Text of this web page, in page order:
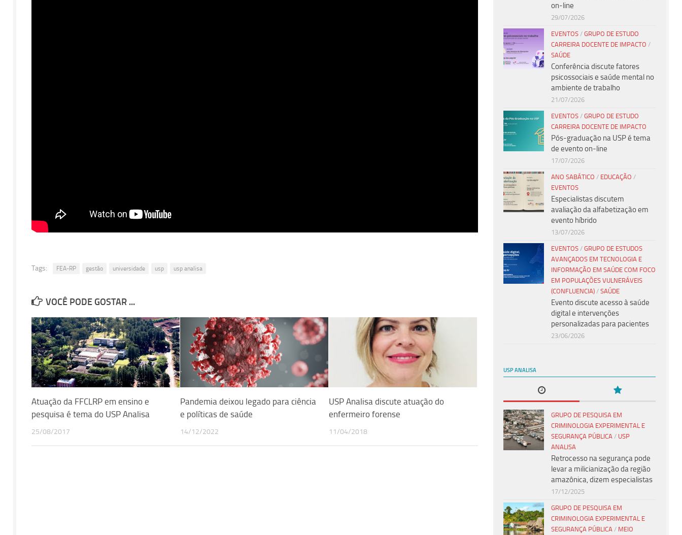
Tags: FEA-RP gestão universidade usp usp analisa
VOCÊ PODE GOSTAR ...
Atuação da FFCLRP em ensino e
pesquisa é tema do USP Analisa
25/08/2017
Pandemia deixou legado para ciência
e políticas de saúde
14/12/2022
USP Analisa discute atuação do
enfermeiro forense
11/04/2018
on-line
29/07/2026
EVENTOS / GRUPO DE ESTUDO
CARREIRA DOCENTE DE IMPACTO /
SAÚDE
Conferência discute fatores
psicossociais e saúde mental no
ambiente de trabalho
21/07/2026
EVENTOS / GRUPO DE ESTUDO
CARREIRA DOCENTE DE IMPACTO
Pós-graduação na USP é tema
de evento on-line
17/07/2026
ANO SABÁTICO / EDUCAÇÃO /
EVENTOS
Especialistas discutem
avaliação da alfabetização em
evento híbrido
13/07/2026
EVENTOS / GRUPO DE ESTUDOS
AVANÇADOS EM TECNOLOGIA E
INFORMAÇÃO EM SAÚDE COM FOCO
EM POPULAÇÕES VULNERÁVEIS
(CONFLUENCIA) / SAÚDE
Evento discute acesso à saúde
digital e intervenções
personalizadas para pacientes
23/06/2026
USP ANALISA
GRUPO DE PESQUISA EM
CRIMINOLOGIA EXPERIMENTAL E
SEGURANÇA PÚBLICA / USP
ANALISA
Retrocesso na segurança pode
levar a milicianização da região
amazônica, dizem especialistas
17/12/2025
GRUPO DE PESQUISA EM
CRIMINOLOGIA EXPERIMENTAL E
SEGURANÇA PÚBLICA / MEIO